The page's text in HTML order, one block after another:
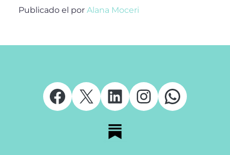
Publicado el por Alana Moceri
Facebook
X LinkedIn
Instagram